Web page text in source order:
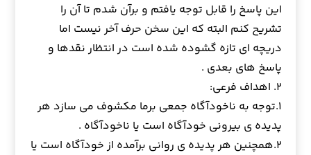
اين پاسخ را قابل توجه يافتم و برآن شدم تا آن را
تشريح كنم البته كه اين سخن حرف آخر نيست اما
دريچه اي تازه گشوده شده است در انتظار نقدها و
پاسخ هاي بعدي .
۲. اهداف فرعی:
۱.توجه به ناخودآگاه جمعی برما مکشوف می سازد هر
پدیده ی بیرونی خودآگاه است یا ناخودآگاه .
۲.همچنین هر پدیده ی روانی برآمده از خودآگاه است یا